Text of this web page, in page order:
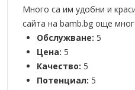
Много са им удобни и
сайта на bamb.bg още
Обслужване:5
Цена:5
Качество:5
Потенциал:5